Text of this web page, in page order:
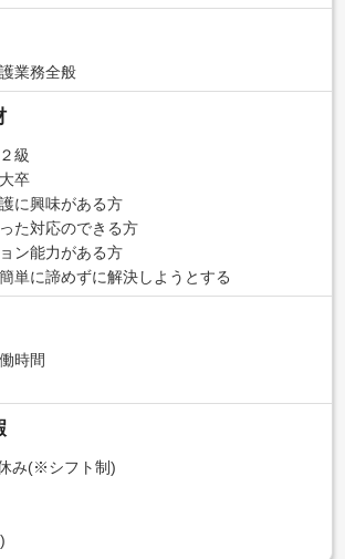
業務全般
級
卒
に興味がある方
た対応のできる方
ン能力がある方
単に諦めずに解決しようとする
時間
み(※シフト制)